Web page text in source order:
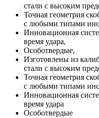
стали с высоким
Точная геометрия
с любыми типами
Инновационная
время удара,
Особотвердые,
Изготовлены из
стали с высоким
Точная геометрия
с любыми типами
Инновационная
время удара
Особотвердые